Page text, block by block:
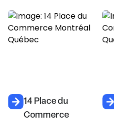
14 Place du
Commerce